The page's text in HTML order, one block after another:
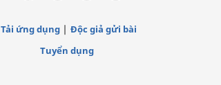
Tải ứng dụng
Độc giả gửi bài
Tuyển dụng